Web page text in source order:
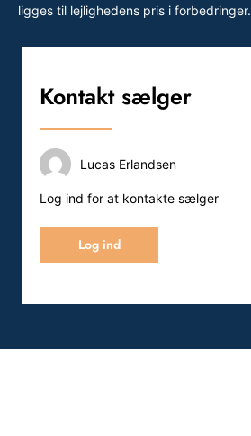
ligges til lejlighedens pris i forbedringer.
Kontakt sælger
Lucas Erlandsen
Log ind for at kontakte sælger
Log ind